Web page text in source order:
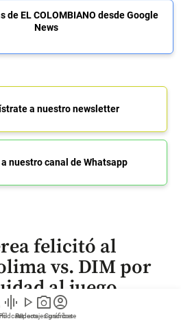
graphic_eq play_arrow
Videos
photo_camera
Reportajes gráficos
account_circle
Suscríbete
de EL COLOMBIANO desde Google
News
a nuestro newsletter
nuestro canal de Whatsapp
felicitó al
vs. DIM por
al juego